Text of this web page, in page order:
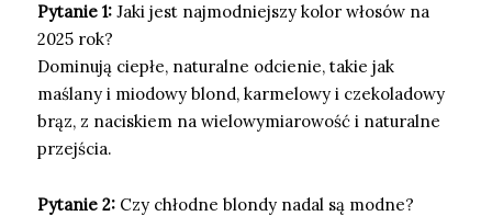
Pytanie 1: Jaki jest najmodniejszy kolor włosów na
2025 rok?
Dominują ciepłe, naturalne odcienie, takie jak
maślany i miodowy blond, karmelowy i czekoladowy
brąz, z naciskiem na wielowymiarowość i naturalne
przejścia.
Pytanie 2: Czy chłodne blondy nadal są modne?